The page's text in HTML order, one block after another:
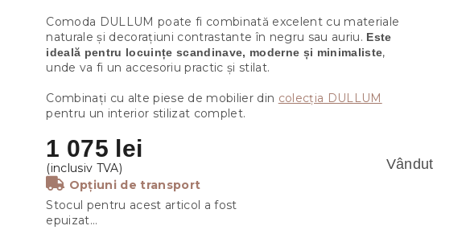
1 075 lei
Vândut
Opțiuni de transport
Stocul pentru acest articol a fost
epuizat…
Comoda DULLUM poate fi combinată excelent cu materiale
naturale și decorațiuni contrastante în negru sau auriu. Este
ideală pentru locuințe scandinave, moderne și minimaliste,
unde va fi un accesoriu practic și stilat.
Combinați cu alte piese de mobilier din colecția DULLUM
pentru un interior stilizat complet.